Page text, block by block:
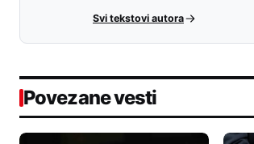
Svi tekstovi autora
Povezane vesti